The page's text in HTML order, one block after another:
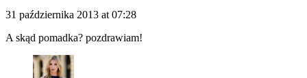
31 października 2013 at 07:28
A skąd pomadka? pozdrawiam!